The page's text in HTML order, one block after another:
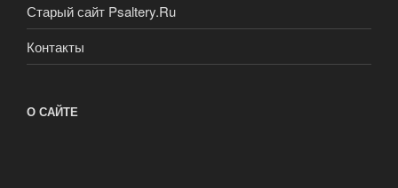
Старый сайт Psaltery.Ru
Контакты
О САЙТЕ